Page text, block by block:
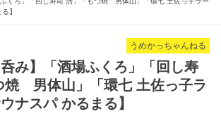
】
うめかっちゃんねる
呑み】「酒場ふくろ」「回し寿
焼 男体山」「環七 土佐っ子ラ
ナスパ かるまる】